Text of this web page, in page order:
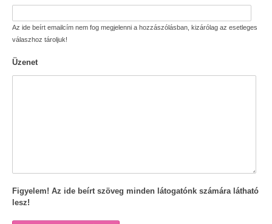
Az ide beírt emailcím nem fog megjelenni a hozzászólásban, kizárólag az esetleges
válaszhoz tároljuk!
Üzenet
Figyelem! Az ide beírt szöveg minden látogatónk számára látható
lesz!